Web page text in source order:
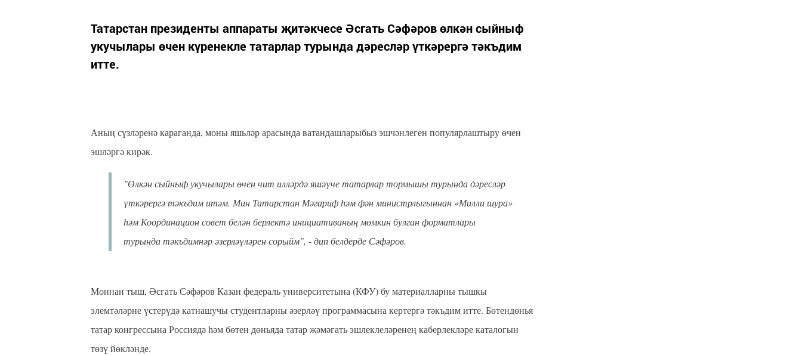
Татарстан президенты аппараты җитәкчесе Әсгать Сәфәров өлкән сыйныф
укучылары өчен күренекле татарлар турында дәресләр үткәрергә тәкъдим
итте.
Аның сүзләренә караганда, моны яшьләр арасында ватандашларыбыз эшчәнлеген популярлаштыру өчен
эшләргә кирәк.
"Өлкән сыйныф укучылары өчен чит илләрдә яшәүче татарлар тормышы турында дәресләр
үткәрергә тәкъдим итәм. Мин Татарстан Мәгариф һәм фән министрлыгыннан «Милли шура»
һәм Координацион совет белән берлектә инициативаның мөмкин булган форматлары
турында тәкъдимнәр әзерләүләрен сорыйм", - дип белдерде Сәфәров.
Моннан тыш, Әсгать Сәфәров Казан федераль университетына (КФУ) бу материалларны тышкы
элемтәләрне үстерүдә катнашучы студентларны әзерләү программасына кертергә тәкъдим итте. Бөтендөнья
татар конгрессына Россиядә һәм бөтен дөньяда татар җәмәгать эшлеклеләренең каберлекләре каталогын
төзү йөкләнде.